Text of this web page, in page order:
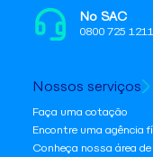
No SAC
0800 725
Nossos serviços
Faça uma cotação
Encontre uma agência
Conheça nossa área